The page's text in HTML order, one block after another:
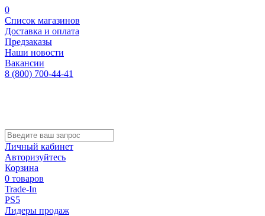
0
Список магазинов
Доставка и оплата
Предзаказы
Наши новости
Вакансии
8 (800) 700-44-41
Личный кабинет
Авторизуйтесь
Корзина
0 товаров
Trade-In
PS5
Лидеры продаж